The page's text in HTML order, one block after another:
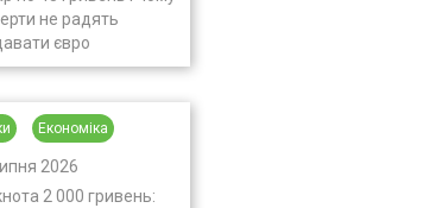
не радять
євро
Економіка
2026
2 000 гривень: